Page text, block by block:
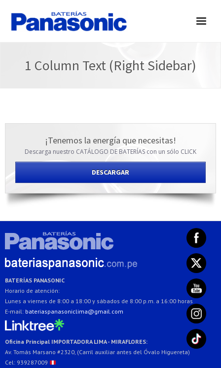
Contactos
1 Column Text (Right Sidebar)
¡Tenemos la energía que necesitas!
Descarga nuestro CATÁLOGO DE BATERÍAS con un sólo CLICK
DESCARGAR
BATERÍAS PANASONIC
Horario de atención:
Lunes a viernes de 8:00 a 18:00 y sábados de 8:00 p.m. a 16:00 horas
E-mail: bateriaspanasoniclima@gmail.com
Oficina Principal IMPORTADORA LIMA - MIRAFLORES:
Av. Tomás Marsano #2320, (Carril auxiliar antes del Óvalo Higuereta)
Cel: 939287009